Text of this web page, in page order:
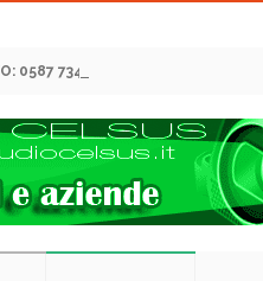
0587 734105 - 349 7420601